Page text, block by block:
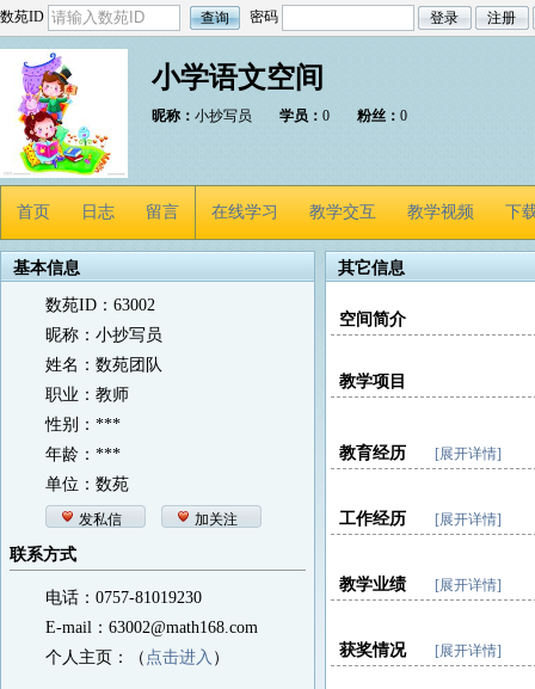
数苑ID 密码
小学语文空间
昵称： 小抄写员 学员： 0 粉丝： 0
首页 日志 留言 在线学习 教学交互 教学视频 下
基本信息
数苑ID：63002
昵称：小抄写员
姓名：数苑团队
职业：教师
性别：***
年龄：***
单位：数苑
发私信 加关注
联系方式
电话：0757-81019230
E-mail：63002@math168.com
个人主页：（ 点击进入 ）
其它信息
空间简介
教学项目
教育经历 [展开详情]
工作经历 [展开详情]
教学业绩 [展开详情]
获奖情况 [展开详情]